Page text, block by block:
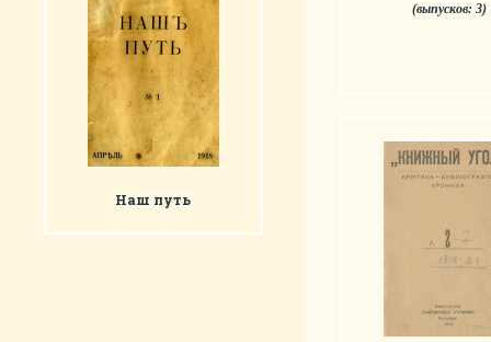
Наш путь
(выпусков: 3)